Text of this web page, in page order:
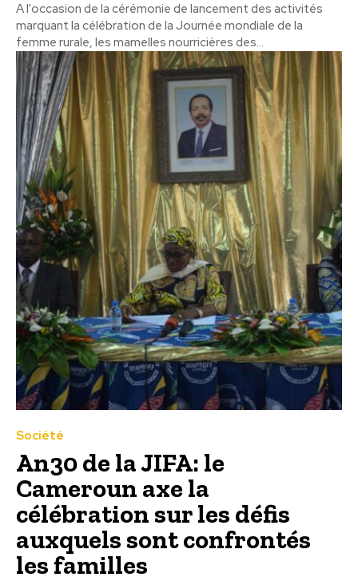
A l'occasion de la cérémonie de lancement des activités
marquant la célébration de la Journée mondiale de la
femme rurale, les mamelles nourricières des...
Société
An30 de la JIFA: le
Cameroun axe la
célébration sur les défis
auxquels sont confrontés
les familles